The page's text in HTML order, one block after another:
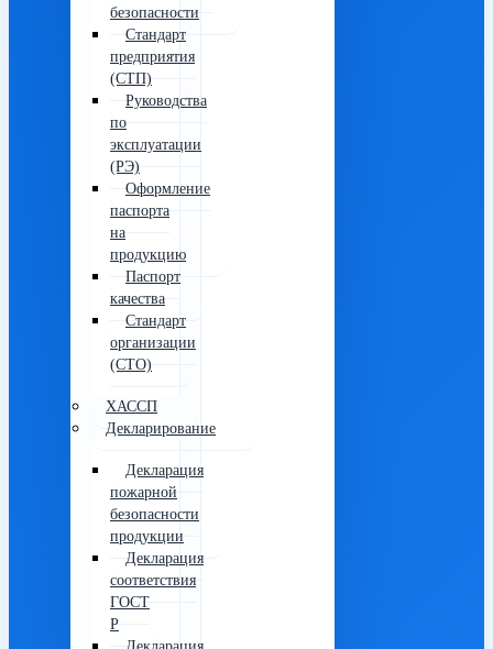
безопасности
Стандарт
предприятия
(СТП)
Руководства
по
эксплуатации
(РЭ)
Оформление
паспорта
на
продукцию
Паспорт
качества
Стандарт
организации
(СТО)
ХАССП
Декларирование
Декларация
пожарной
безопасности
продукции
Декларация
соответствия
ГОСТ
Р